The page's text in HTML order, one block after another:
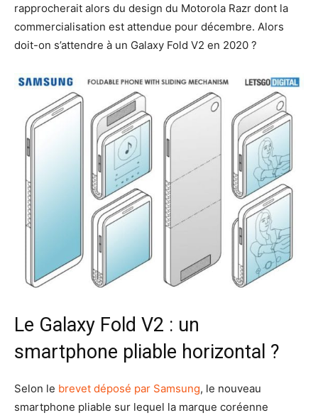
rapprocherait alors du design du Motorola Razr dont la
commercialisation est attendue pour décembre. Alors
doit-on s’attendre à un Galaxy Fold V2 en 2020 ?
Le Galaxy Fold V2 : un
smartphone pliable horizontal ?
Selon le brevet déposé par Samsung, le nouveau
smartphone pliable sur lequel la marque coréenne